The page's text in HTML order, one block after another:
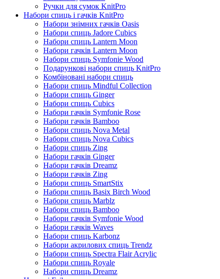
Ручки для сумок KnitPro
Набори спиць і гачків KnitPro
Набори знімних гачків Oasis
Набори спиць Jadore Cubics
Набори спиць Lantern Moon
Набори гачків Lantern Moon
Набори спиць Symfonie Wood
Подарункові набори спиць KnitPro
Комбіновані набори спиць
Набори спиць Mindful Collection
Набори спиць Ginger
Набори спиць Cubics
Набори гачків Symfonie Rose
Набори гачків Bamboo
Набори спиць Nova Metal
Набори спиць Nova Cubics
Набори спиць Zing
Набори гачків Ginger
Набори гачків Dreamz
Набори гачків Zing
Набори спиць SmartStix
Набори спиць Basix Birch Wood
Набори спиць Marblz
Набори спиць Bamboo
Набори гачків Symfonie Wood
Набори гачків Waves
Набори спиць Karbonz
Набори акрилових спиць Trendz
Набори спиць Spectra Flair Acrylic
Набори спиць Royale
Набори спиць Dreamz